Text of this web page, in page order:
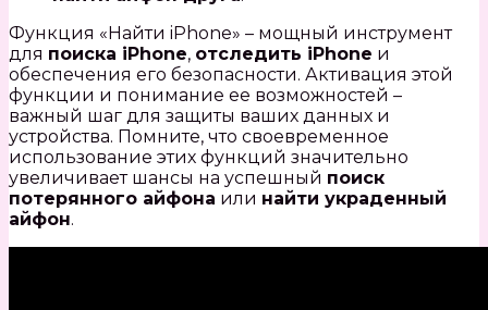
Функция «Найти iPhone» – мощный инструмент
для поиска iPhone, отследить iPhone и
обеспечения его безопасности. Активация этой
функции и понимание ее возможностей –
важный шаг для защиты ваших данных и
устройства. Помните, что своевременное
использование этих функций значительно
увеличивает шансы на успешный поиск
потерянного айфона или найти украденный
айфон.